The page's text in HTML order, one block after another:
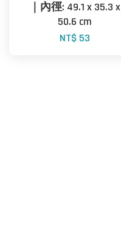
｜內徑: 49.1 x 35.3 x
50.6 cm
NT$ 53